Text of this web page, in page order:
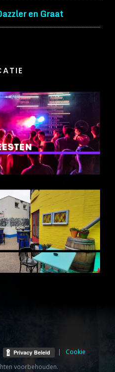
en Graat
| Cookie
voorbehouden.